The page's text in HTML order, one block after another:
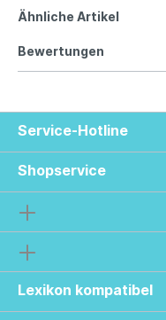
Ähnliche Artikel
Bewertungen
Service-Hotline
Shopservice
Lexikon kompatibel